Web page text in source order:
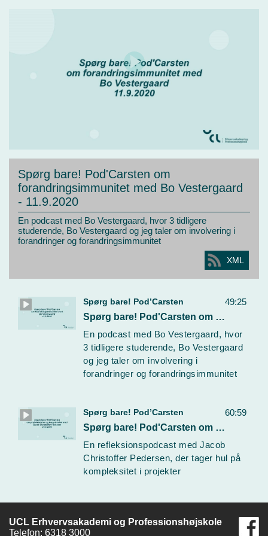
Spørg bare! Pod'Carsten om
forandringsimmunitet med Bo Vestergaard
- 11.9.2020
En podcast med Bo Vestergaard, hvor 3 tidligere
studerende, Bo Vestergaard og jeg taler om involvering i
forandringer og forandringsimmunitet
XML
49:25
Spørg bare! Pod’Carsten
Spørg bare! Pod'Carsten om forandringsimmunitet med Bo Vestergaard - 11.9.2020
En podcast med Bo Vestergaard, hvor
3 tidligere studerende, Bo Vestergaard
og jeg taler om involvering i
forandringer og forandringsimmunitet
60:59
Spørg bare! Pod’Carsten
Spørg bare! Pod'Carsten om projektledelse og kompleksitet med Jacob Christoffer Pedersen - 25.9.2020
En refleksionspodcast med Jacob
Christoffer Pedersen, der tager hul på
kompleksitet i projekter
UCL Erhvervsakademi og Professionshøjskole
Telefon: 6318 3000